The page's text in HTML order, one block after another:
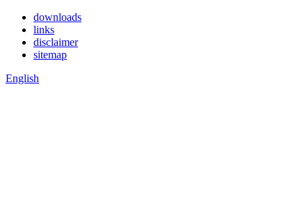
downloads
links
disclaimer
sitemap
English